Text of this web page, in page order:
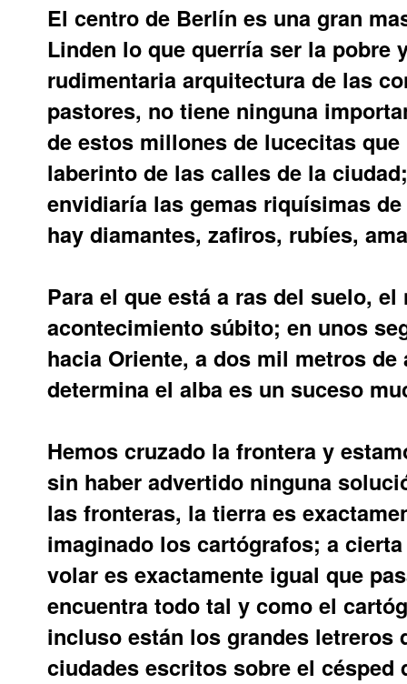
El centro de Berlín es una gran
Linden lo que querría ser la pobre
rudimentaria arquitectura de las
pastores, no tiene ninguna
de estos millones de lucecitas
laberinto de las calles de la
envidiaría las gemas riquísimas
hay diamantes, zafiros, rubíes,
Para el que está a ras del suelo,
acontecimiento súbito; en unos
hacia Oriente, a dos mil metros
determina el alba es un suceso
Hemos cruzado la frontera y
sin haber advertido ninguna
las fronteras, la tierra es
imaginado los cartógrafos; a
volar es exactamente igual que
encuentra todo tal y como el
incluso están los grandes letreros
ciudades escritos sobre el césped